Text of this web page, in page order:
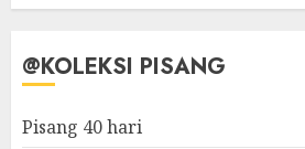
@KOLEKSI PISANG
Pisang 40 hari